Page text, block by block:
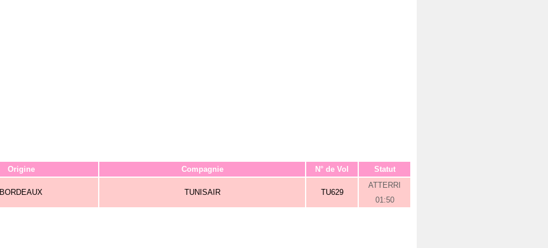
Origine Compagnie N° de Vol Statut
BORDEAUX TUNISAIR TU629
ATTERRI
01:50